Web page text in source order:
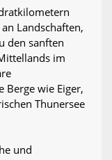
Landschaften,
den sanften
im
wie Eiger,
Thunersee
und